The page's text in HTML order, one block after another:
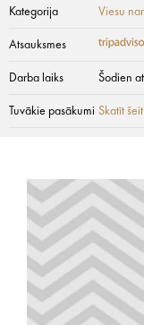
Kategorija Viesu
Atsauksmes
Darba laiks Šodien
Tuvākie pasākumi Skatīt šeit